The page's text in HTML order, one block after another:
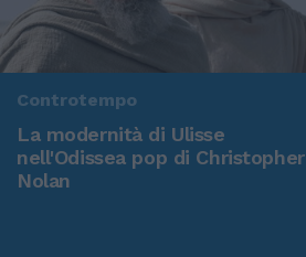
Controtempo
La modernità di Ulisse
nell'Odissea pop di Christopher
Nolan